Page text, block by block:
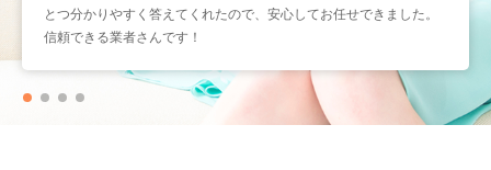
で、仕上がりも大満足です。こういう業者さんにまたお願いしたい
と思いました。